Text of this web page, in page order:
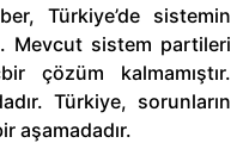
Türkiye’de sistemin
Mevcut sistem partileri
çözüm kalmamıştır.
Türkiye, sorunların
aşamadadır.